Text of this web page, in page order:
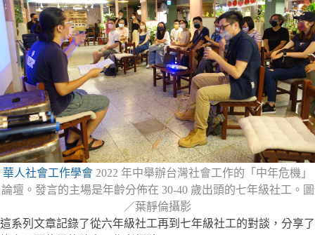
華人社會工作學會 2022 年中舉辦台灣社會工作的「中年危機」
論壇。發言的主場是年齡分佈在 30-40 歲出頭的七年級社工。圖
／葉靜倫攝影
這系列文章記錄了從六年級社工再到七年級社工的對談，分享了